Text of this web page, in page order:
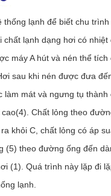
lạnh để biết chu trình
chất lạnh dạng hơi có nhiệt
máy A hút và nén thể tích
sau khi nén được đưa
làm mát và ngưng tụ thành
Chất lỏng theo
khỏi C, chất lỏng có áp
(5) theo đường ống đến
(1). Quá trình này lặp đi
lạnh.